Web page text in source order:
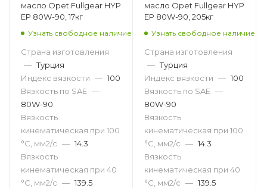
масло Opet Fullgear HYP
EP 80W-90, 17кг
Узнать свободное наличие
Страна изготовления
— Турция
Индекс вязкости — 100
Вязкость по SAE —
80W-90
Вязкость
кинематическая при 100
°С, мм2/с — 14.3
Вязкость
кинематическая при 40
°С, мм2/с — 139.5
масло Opet Fullgear HYP
EP 80W-90, 205кг
Узнать свободное наличие
Страна изготовления
— Турция
Индекс вязкости — 100
Вязкость по SAE —
80W-90
Вязкость
кинематическая при 100
°С, мм2/с — 14.3
Вязкость
кинематическая при 40
°С, мм2/с — 139.5